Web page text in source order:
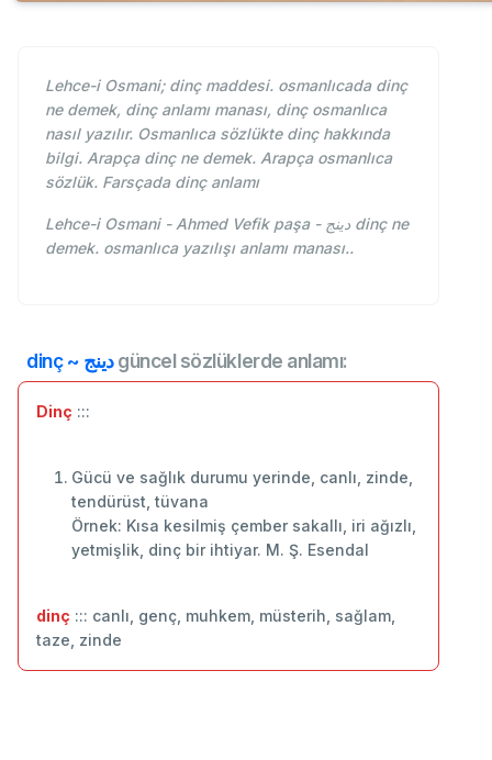
Lehce-i Osmani; dinç maddesi. osmanlıcada dinç
ne demek, dinç anlamı manası, dinç osmanlıca
nasıl yazılır. Osmanlıca sözlükte dinç hakkında
bilgi. Arapça dinç ne demek. Arapça osmanlıca
sözlük. Farsçada dinç anlamı
Lehce-i Osmani - Ahmed Vefik paşa - دينج dinç ne
demek. osmanlıca yazılışı anlamı manası..
dinç ~ دينجgüncel sözlüklerde anlamı:
Dinç :::
Gücü ve sağlık durumu yerinde, canlı, zinde,
tendürüst, tüvana
Örnek: Kısa kesilmiş çember sakallı, iri ağızlı,
yetmişlik, dinç bir ihtiyar. M. Ş. Esendal
dinç ::: canlı, genç, muhkem, müsterih, sağlam,
taze, zinde